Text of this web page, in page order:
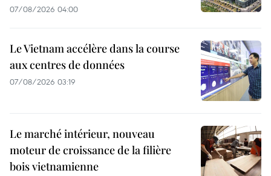
07/08/2026 04:00
Le Vietnam accélère dans la course
aux centres de données
07/08/2026 03:19
Le marché intérieur, nouveau
moteur de croissance de la filière
bois vietnamienne